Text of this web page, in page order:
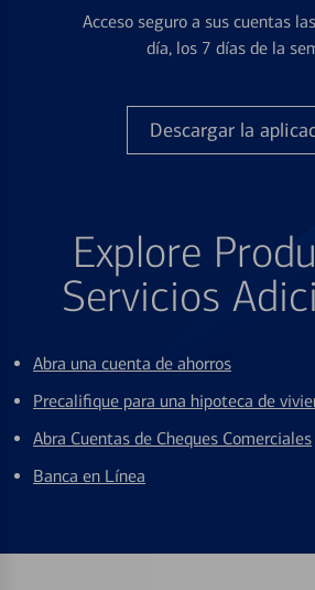
Acceso seguro a sus cuentas
día, los 7 días de la
Descargar la
Explore
Servicios
Abra una cuenta de ahorros
Precalifique para una hipoteca de
Abra Cuentas de Cheques Comerciales
Banca en Línea